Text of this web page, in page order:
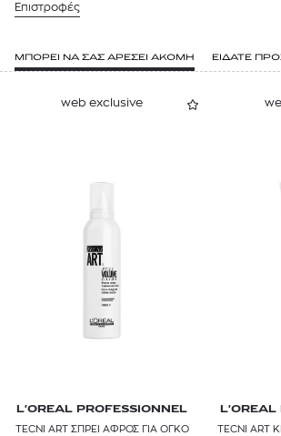
Επιστροφές
ΜΠΟΡΕΙ ΝΑ ΣΑΣ ΑΡΕΣΕΙ ΑΚΟΜΗ ΕΙΔΑΤΕ
web exclusive
L'OREAL PROFESSIONNEL
TECNI ART ΣΠΡΕΙ ΑΦΡΟΣ ΓΙΑ ΌΓΚΟ
L'OREAL
TECNI ART